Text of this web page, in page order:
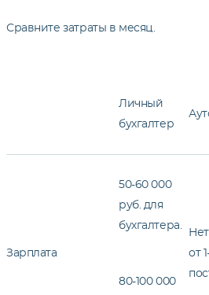
Сравните затраты в месяц.
Личный
бухгалтер
Зарплата
50-60 000
руб. для
бухгалтера.
80-100 000
от